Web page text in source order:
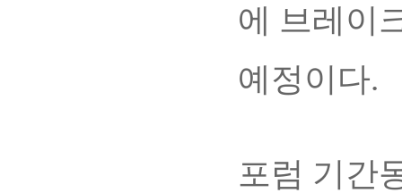
에 브레이
예정이다.
포럼 기간